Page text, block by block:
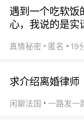
遇到一个吃软饭
心，我说的是实
真情秘密 匿名 19
求介绍离婚律师
闲聊法国